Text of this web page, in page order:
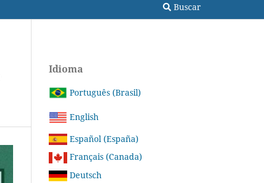
Buscar
Idioma
Português (Brasil)
English
Español (España)
Français (Canada)
Deutsch